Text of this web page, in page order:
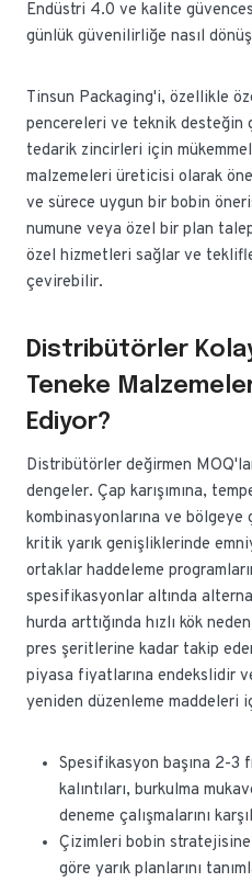
Endüstri 4.0 ve kalite
günlük güvenilirliğe nasıl
Tinsun Packaging'i, özellikle
pencereleri ve teknik desteğin
tedarik zincirleri için
malzemeleri üreticisi olarak
ve sürece uygun bir bobin
numune veya özel bir plan
özel hizmetleri sağlar ve
çevirebilir.
Distribütörler
Teneke
Ediyor?
Distribütörler değirmen
dengeler. Çap karışımına,
kombinasyonlarına ve bölgeye
kritik yarık genişliklerinde
ortaklar haddeleme
spesifikasyonlar altında
hurda arttığında hızlı kök
pres şeritlerine kadar takip
piyasa fiyatlarına endekslidir
yeniden düzenleme maddeleri
Spesifikasyon başına 2-
kalıntıları, burkulma
deneme çalışmalarını
Çizimleri bobin
göre yarık planlarını